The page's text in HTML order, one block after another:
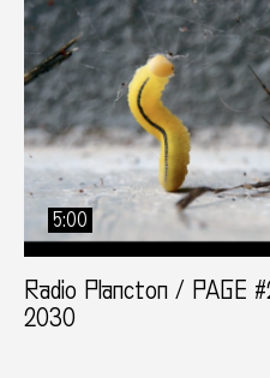
5:00
Radio Plancton / PAGE
2030